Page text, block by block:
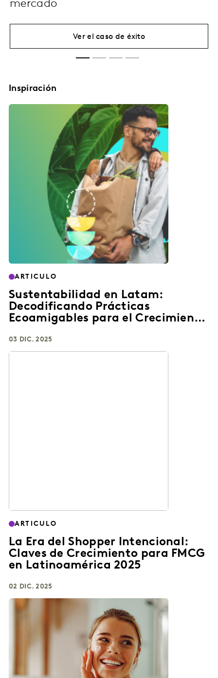
mercado
Ver el caso de éxito
Inspiración
ARTICULO
Sustentabilidad en Latam:
Decodificando Prácticas
Ecoamigables para el Crecimiento
03 DIC. 2025
ARTICULO
La Era del Shopper Intencional:
Claves de Crecimiento para FMCG
en Latinoamérica 2025
02 DIC. 2025